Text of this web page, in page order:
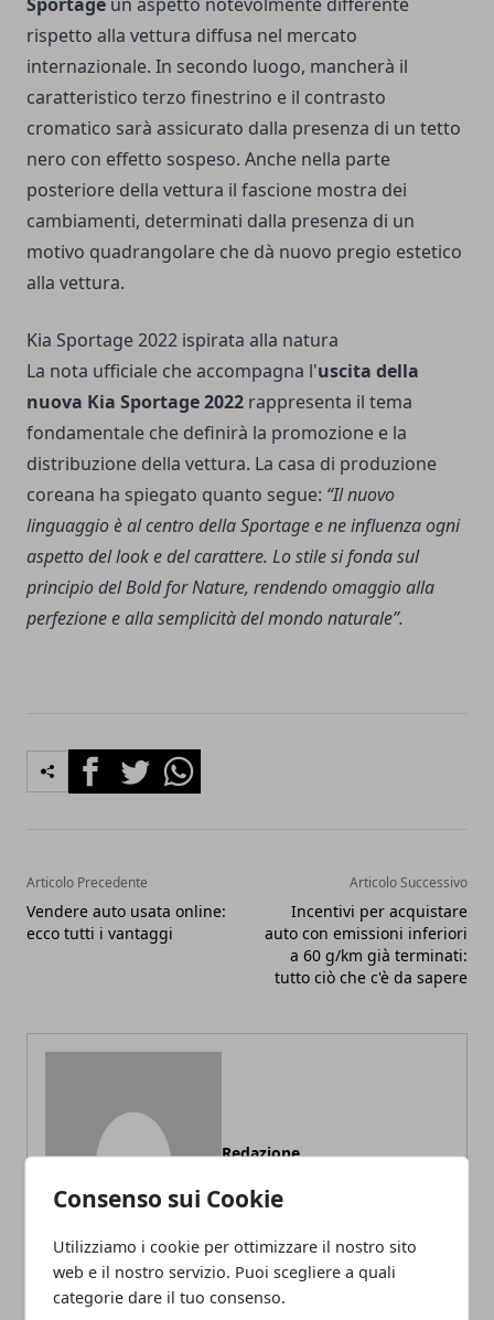
Consenso sui Cookie
Utilizziamo i cookie per ottimizzare il nostro sito
web e il nostro servizio. Puoi scegliere a quali
categorie dare il tuo consenso.
rispetto alla vettura diffusa nel mercato
internazionale. In secondo luogo, mancherà il
caratteristico terzo finestrino e il contrasto
cromatico sarà assicurato dalla presenza di un tetto
nero con effetto sospeso. Anche nella parte
posteriore della vettura il fascione mostra dei
cambiamenti, determinati dalla presenza di un
motivo quadrangolare che dà nuovo pregio estetico
alla vettura.
Kia Sportage 2022 ispirata alla natura
La nota ufficiale che accompagna l'uscita della
nuova Kia Sportage 2022 rappresenta il tema
fondamentale che definirà la promozione e la
distribuzione della vettura. La casa di produzione
coreana ha spiegato quanto segue: “Il nuovo
linguaggio è al centro della Sportage e ne influenza ogni
aspetto del look e del carattere. Lo stile si fonda sul
principio del Bold for Nature, rendendo omaggio alla
perfezione e alla semplicità del mondo naturale”.
FacebookTwitterWhatsapp
Articolo Precedente
Vendere auto usata online:
ecco tutti i vantaggi
Articolo Successivo
Incentivi per acquistare
auto con emissioni inferiori
a 60 g/km già terminati:
tutto ciò che c'è da sapere
Redazione